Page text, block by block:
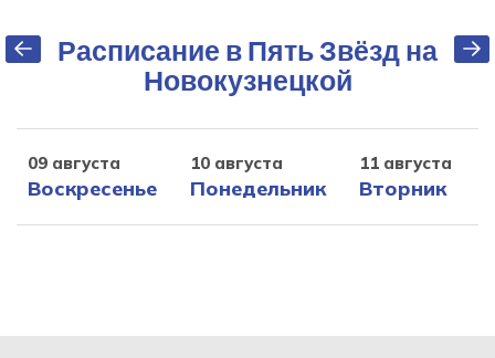
Расписание в Пять Звёзд на
Новокузнецкой
09 августа
Воскресенье
10 августа
Понедельник
11 августа
Вторник